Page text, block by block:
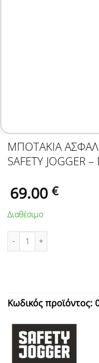
ΜΠΟΤΑΚΙΑ
SAFETY JOGGER –
69.00 €
Διαθέσιμο
ΜΠΟΤΑΚΙΑ ΑΣΦΑΛΕΙΑΣ
Κωδικός προϊόντος: